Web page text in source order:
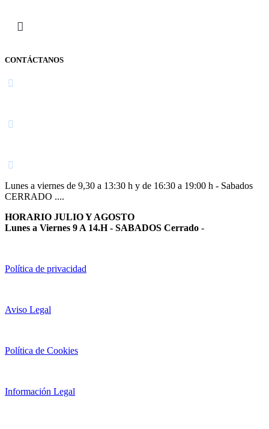
CONTÁCTANOS
Lunes a viernes de 9,30 a 13:30 h y de 16:30 a 19:00 h - Sabados
CERRADO ....
HORARIO JULIO Y AGOSTO
Lunes a Viernes 9 A 14.H - SABADOS Cerrado -
Política de privacidad
Aviso Legal
Política de Cookies
Información Legal